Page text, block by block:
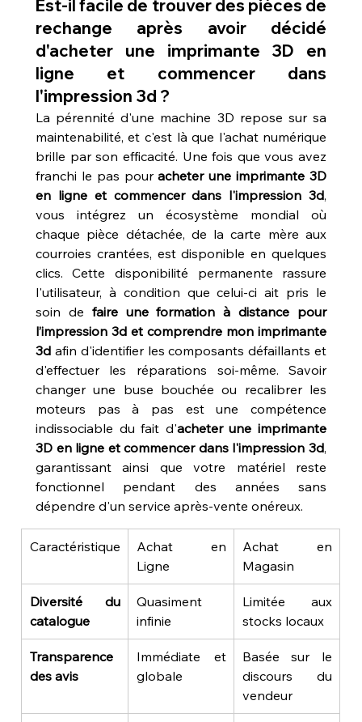
Est-il facile de trouver des pièces de
rechange après avoir décidé
d'acheter une imprimante 3D en
ligne et commencer dans
l'impression 3d ?
La pérennité d'une machine 3D repose sur sa
maintenabilité, et c'est là que l'achat numérique
brille par son efficacité. Une fois que vous avez
franchi le pas pour acheter une imprimante 3D
en ligne et commencer dans l'impression 3d,
vous intégrez un écosystème mondial où
chaque pièce détachée, de la carte mère aux
courroies crantées, est disponible en quelques
clics. Cette disponibilité permanente rassure
l'utilisateur, à condition que celui-ci ait pris le
soin de faire une formation à distance pour
l’impression 3d et comprendre mon imprimante
3d afin d'identifier les composants défaillants et
d'effectuer les réparations soi-même. Savoir
changer une buse bouchée ou recalibrer les
moteurs pas à pas est une compétence
indissociable du fait d'acheter une imprimante
3D en ligne et commencer dans l'impression 3d,
garantissant ainsi que votre matériel reste
fonctionnel pendant des années sans
dépendre d'un service après-vente onéreux.
Caractéristique
Achat en
Ligne
Achat en
Magasin
Diversité du
catalogue
Quasiment
infinie
Limitée aux
stocks locaux
Transparence
des avis
Immédiate et
globale
Basée sur le
discours du
vendeur